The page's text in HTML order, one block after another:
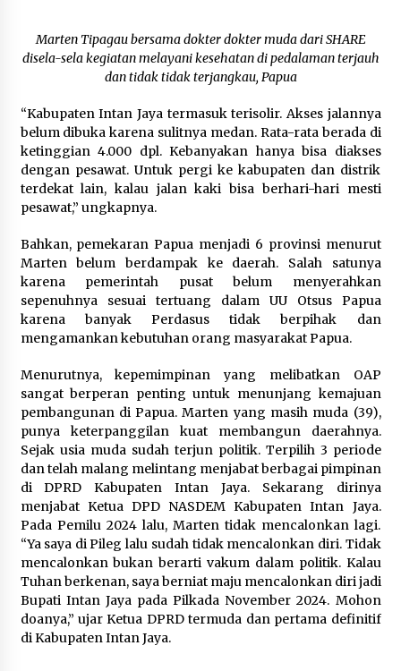
Marten Tipagau bersama dokter dokter muda dari SHARE
disela-sela kegiatan melayani kesehatan di pedalaman terjauh
dan tidak tidak terjangkau, Papua
“Kabupaten Intan Jaya termasuk terisolir. Akses jalannya
belum dibuka karena sulitnya medan. Rata-rata berada di
ketinggian 4.000 dpl. Kebanyakan hanya bisa diakses
dengan pesawat. Untuk pergi ke kabupaten dan distrik
terdekat lain, kalau jalan kaki bisa berhari-hari mesti
pesawat,” ungkapnya.
Bahkan, pemekaran Papua menjadi 6 provinsi menurut
Marten belum berdampak ke daerah. Salah satunya
karena pemerintah pusat belum menyerahkan
sepenuhnya sesuai tertuang dalam UU Otsus Papua
karena banyak Perdasus tidak berpihak dan
mengamankan kebutuhan orang masyarakat Papua.
Menurutnya, kepemimpinan yang melibatkan OAP
sangat berperan penting untuk menunjang kemajuan
pembangunan di Papua. Marten yang masih muda (39),
punya keterpanggilan kuat membangun daerahnya.
Sejak usia muda sudah terjun politik. Terpilih 3 periode
dan telah malang melintang menjabat berbagai pimpinan
di DPRD Kabupaten Intan Jaya. Sekarang dirinya
menjabat Ketua DPD NASDEM Kabupaten Intan Jaya.
Pada Pemilu 2024 lalu, Marten tidak mencalonkan lagi.
“Ya saya di Pileg lalu sudah tidak mencalonkan diri. Tidak
mencalonkan bukan berarti vakum dalam politik. Kalau
Tuhan berkenan, saya berniat maju mencalonkan diri jadi
Bupati Intan Jaya pada Pilkada November 2024. Mohon
doanya,” ujar Ketua DPRD termuda dan pertama definitif
di Kabupaten Intan Jaya.